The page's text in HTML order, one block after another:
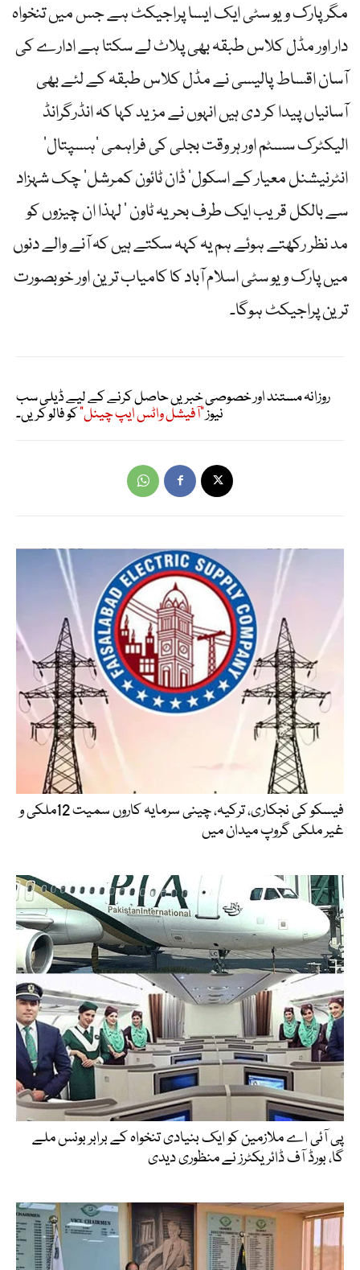
مگر پارک ویو سٹی ایک ایسا پراجیکٹ ہے جس میں تنخواہ
دار اور مڈل کلاس طبقہ بھی پلاٹ لے سکتا ہے ادارے کی
آسان اقساط پالیسی نے مڈل کلاس طبقہ کے لئے بھی
آسانیاں پیدا کر دی ہیں انہوں نے مزید کہا کہ انڈرگرانڈ
الیکٹرک سسٹم اور ہر وقت بجلی کی فراہمی ‘ہسپتال’
انٹرنیشنل معیار کے اسکول’ ڈان ٹائون کمرشل’ چک شہزاد
سے بالکل قریب ایک طرف بحریہ ٹاون ‘ لہذا ان چیزوں کو
مد نظر رکھتے ہوئے ہم یہ کہہ سکتے ہیں کہ آنے والے دنوں
میں پارک ویو سٹی اسلام آباد کا کامیاب ترین اور خوبصورت
ترین پراجیکٹ ہوگا۔
روزانہ مستند اور خصوصی خبریں حاصل کرنے کے لیے ڈیلی سب
نیوز"آفیشل واٹس ایپ چینل"کو فالو کریں۔
فیسکو کی نجکاری، ترکیہ، چینی سرمایہ کاروں سمیت 12ملکی و
غیر ملکی گروپ میدان میں
پی آئی اے ملازمین کو ایک بنیادی تنخواہ کے برابر بونس ملے
گا، بورڈ آف ڈائریکٹرز نے منظوری دیدی